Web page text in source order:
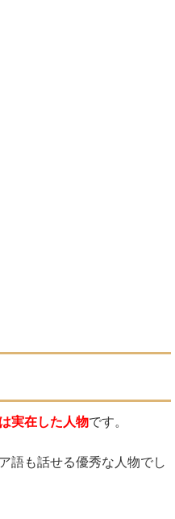
実在した人物です。
語も話せる優秀な人物でし